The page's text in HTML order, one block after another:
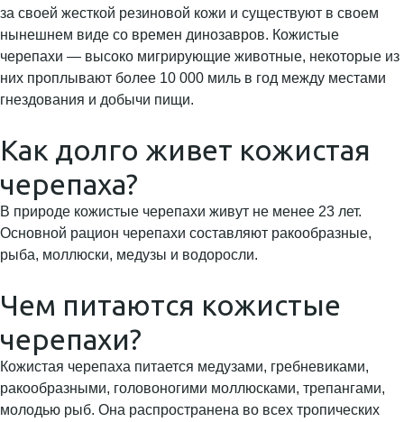
за своей жесткой резиновой кожи и существуют в своем
нынешнем виде со времен динозавров. Кожистые
черепахи — высоко мигрирующие животные, некоторые из
них проплывают более 10 000 миль в год между местами
гнездования и добычи пищи.
Как долго живет кожистая
черепаха?
В природе кожистые черепахи живут не менее 23 лет.
Основной рацион черепахи составляют ракообразные,
рыба, моллюски, медузы и водоросли.
Чем питаются кожистые
черепахи?
Кожистая черепаха питается медузами, гребневиками,
ракообразными, головоногими моллюсками, трепангами,
молодью рыб. Она распространена во всех тропических